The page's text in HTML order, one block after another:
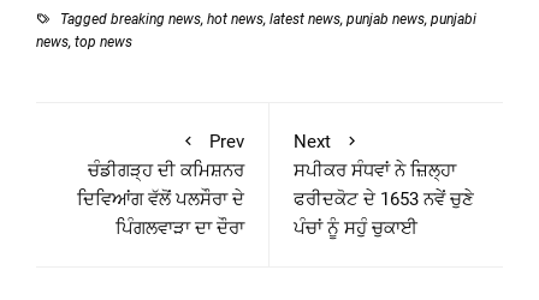
Tagged breaking news, hot news, latest news, punjab news, punjabi
news, top news
Prev
ਚੰਡੀਗੜ੍ਹ ਦੀ ਕਮਿਸ਼ਨਰ
ਦਿਵਿਆਂਗ ਵੱਲੋਂ ਪਲਸੌਰਾ ਦੇ
ਪਿੰਗਲਵਾੜਾ ਦਾ ਦੌਰਾ
Next
ਸਪੀਕਰ ਸੰਧਵਾਂ ਨੇ ਜ਼ਿਲ੍ਹਾ
ਫਰੀਦਕੋਟ ਦੇ 1653 ਨਵੇਂ ਚੁਣੇ
ਪੰਚਾਂ ਨੂੰ ਸਹੁੰ ਚੁਕਾਈ